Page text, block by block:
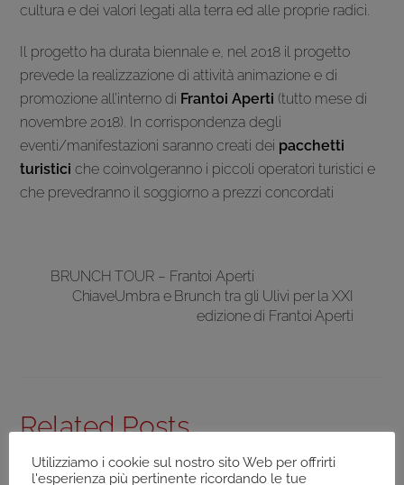
cultura e dei valori legati alla terra ed alle proprie radici.
Il progetto ha durata biennale e, nel 2018 il progetto
prevede la realizzazione di attività animazione e di
promozione all’interno di Frantoi Aperti (tutto mese di
novembre 2018). In corrispondenza degli
eventi/manifestazioni saranno creati dei pacchetti
turistici che coinvolgeranno i piccoli operatori turistici e
che prevedranno il soggiorno a prezzi concordati
BRUNCH TOUR – Frantoi Aperti
ChiaveUmbra e Brunch tra gli Ulivi per la XXI
edizione di Frantoi Aperti
Related Posts
Utilizziamo i cookie sul nostro sito Web per offrirti
l'esperienza più pertinente ricordando le tue